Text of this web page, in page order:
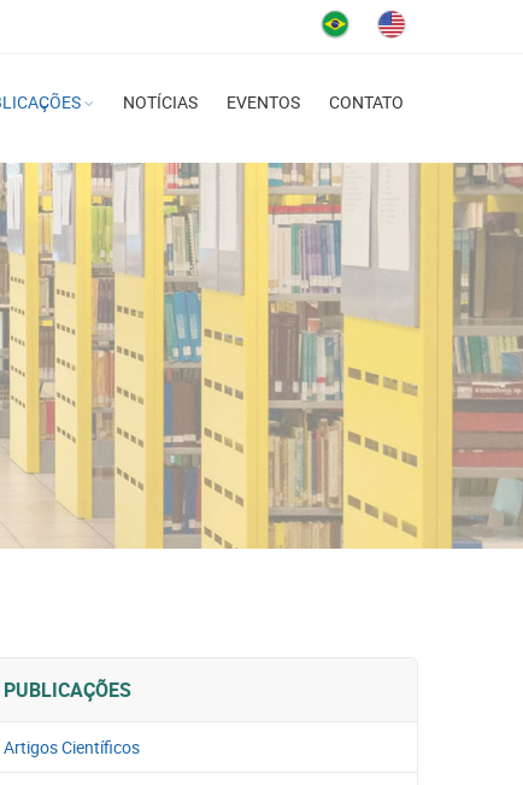
NOTÍCIAS EVENTOS CONTATO
PUBLICAÇÕES
Artigos Científicos